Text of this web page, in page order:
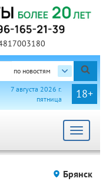
по новостям
18+
7 августа 2026 г.
пятница
Toggle
Брянск